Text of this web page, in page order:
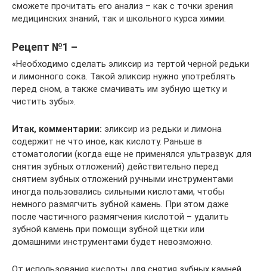
сможете прочитать его анализ – как с точки зрения
медицинских знаний, так и школьного курса химии.
Рецепт №1 –
«Необходимо сделать эликсир из тертой черной редьки
и лимонного сока. Такой эликсир нужно употреблять
перед сном, а также смачивать им зубную щетку и
чистить зубы».
Итак, комментарии: эликсир из редьки и лимона
содержит не что иное, как кислоту. Раньше в
стоматологии (когда еще не применялся ультразвук для
снятия зубных отложений) действительно перед
снятием зубных отложений ручными инструментами
иногда пользовались сильными кислотами, чтобы
немного размягчить зубной камень. При этом даже
после частичного размягчения кислотой – удалить
зубной камень при помощи зубной щетки или
домашними инструментами будет невозможно.